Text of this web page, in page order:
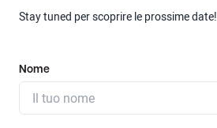
Stay tuned per scoprire le prossime date!
Nome